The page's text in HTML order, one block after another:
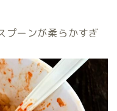
ーンが柔らかすぎ